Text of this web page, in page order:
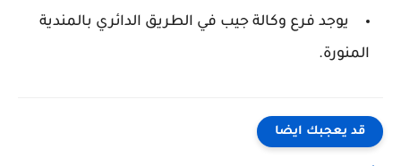
يوجد فرع وكالة جيب في الطريق الدائري بالمندية
المنورة.
قد يعجبك ايضا